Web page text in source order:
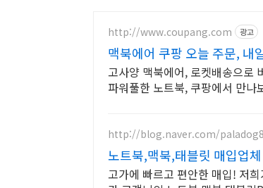
http://www.coupang.com 광고
맥북에어 쿠팡 오늘 주문, 내
고사양 맥북에어, 로켓배송으로
파워풀한 노트북, 쿠팡에서 만나
http://blog.naver.com/
노트북,맥북,태블릿 매입업
고가에 빠르고 편안한 매입! 저희